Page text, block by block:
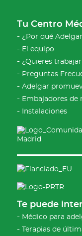
Tu Centro
¿Por qué
El equipo
¿Quieres
Preguntas
Adelgar
Embajadores de
Instalaciones
Te puede
Médico para
Terapias de